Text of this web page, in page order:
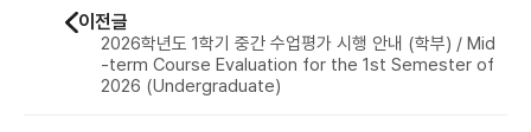
이전글
2026학년도 1학기 중간 수업평가 시행 안내 (학부) / Mid
-term Course Evaluation for the 1st Semester of
2026 (Undergraduate)